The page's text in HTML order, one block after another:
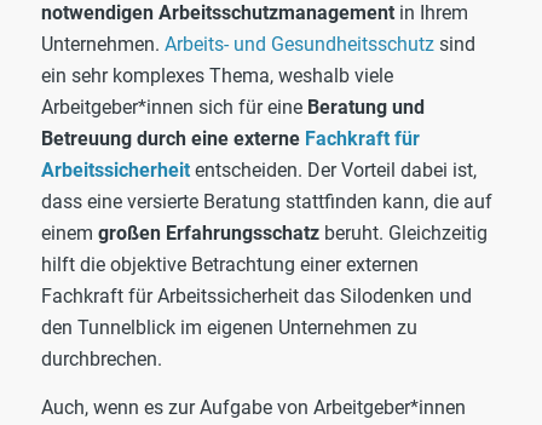
notwendigen Arbeitsschutzmanagementin Ihrem
Unternehmen. Arbeits- und Gesundheitsschutzsind
ein sehr komplexes Thema, weshalb viele
Arbeitgeber*innen sich für eine Beratung und
Betreuung durch eine externe Fachkraft für
Arbeitssicherheitentscheiden. Der Vorteil dabei ist,
dass eine versierte Beratung stattfinden kann, die auf
einem großen Erfahrungsschatzberuht. Gleichzeitig
hilft die objektive Betrachtung einer externen
Fachkraft für Arbeitssicherheit das Silodenken und
den Tunnelblick im eigenen Unternehmen zu
durchbrechen.
Auch, wenn es zur Aufgabe von Arbeitgeber*innen